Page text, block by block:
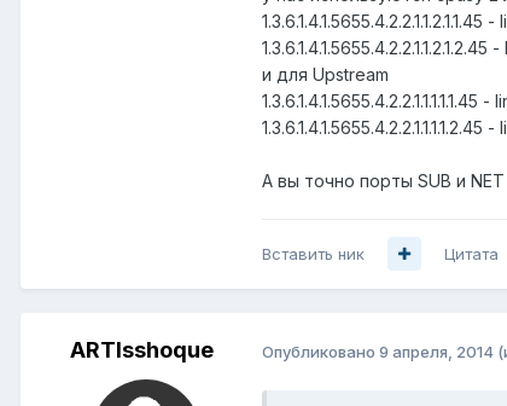
1.3.6.1.4.1.5655.4.2.2.1.1.2.1.1.45 -
1.3.6.1.4.1.5655.4.2.2.1.1.2.1.2.45 -
и для Upstream
1.3.6.1.4.1.5655.4.2.2.1.1.1.1.1.45 -
1.3.6.1.4.1.5655.4.2.2.1.1.1.1.2.45 -
А вы точно порты SUB и
Вставить ник Цитата
ARTIsshoque Опубликовано 9 апреля, 2014